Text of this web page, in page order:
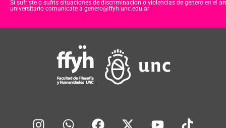
Si sufriste o sufris situaciones de discriminación o violencias de género en el
universitario comunicate a genero@ffyh.unc.edu.ar